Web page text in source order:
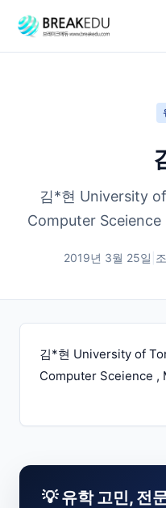
김*현 University
Computer
2019년 3월 25일
김*현 University of
Computer Sceience ,
💡 유학 고민, 전